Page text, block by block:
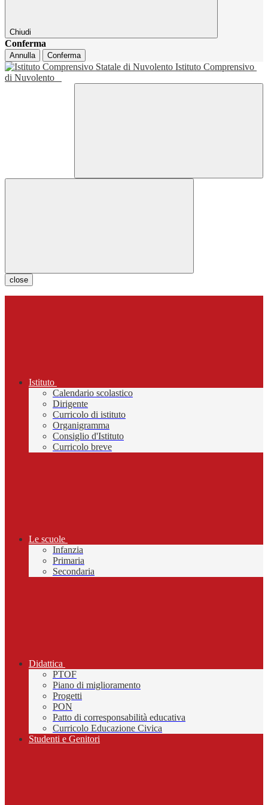
Chiudi
Conferma
Annulla Conferma
Istituto Comprensivo
di Nuvolento
close
Istituto
Calendario scolastico
Dirigente
Curricolo di istituto
Organigramma
Consiglio d'Istituto
Curricolo breve
Le scuole
Infanzia
Primaria
Secondaria
Didattica
PTOF
Piano di miglioramento
Progetti
PON
Patto di corresponsabilità educativa
Curricolo Educazione Civica
Studenti e Genitori